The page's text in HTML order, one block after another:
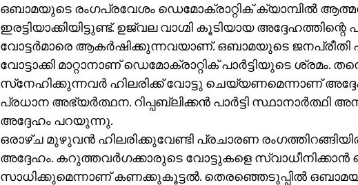
ഒബാമയുടെ രംഗപ്രവേശം ഡെമോക്രാറ്റിക് ക്യാമ്പില്‍
ഇരട്ടിയാക്കിയിട്ടുണ്ട്. ഉജ്വല വാഗ്മി കൂടിയായ
വോട്ടര്‍മാരെ ആകര്‍ഷിക്കുന്നവയാണ്. ഒബാമയുടെ ജനപ്രീതി
വോട്ടാക്കി മാറ്റാനാണ് ഡെമോക്രാറ്റിക് പാര്‍ട്ടിയുടെ ശ്രമം.
സ്‌നേഹിക്കുന്നവര്‍ ഹിലരിക്ക് വോട്ടു ചെയ്യണമെന്നാണ്
പ്രധാന അഭ്യര്‍ത്ഥന. റിപ്പബ്ലിക്കന്‍ പാര്‍ട്ടി സ്ഥാനാര്‍ത്ഥി
അദ്ദേഹം പറയുന്നു.
ഒരാഴ്ച മുഴുവന്‍ ഹിലരിക്കുവേണ്ടി പ്രചാരണ
അദ്ദേഹം. കറുത്തവര്‍ഗക്കാരുടെ വോട്ടുകളെ സ്വാധീനിക്കാന്‍
സാധിക്കുമെന്നാണ് കണക്കുകൂട്ടല്‍. തെരഞ്ഞെടുപ്പില്‍